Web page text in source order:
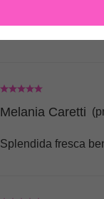
Melania Caretti
Splendida fresca